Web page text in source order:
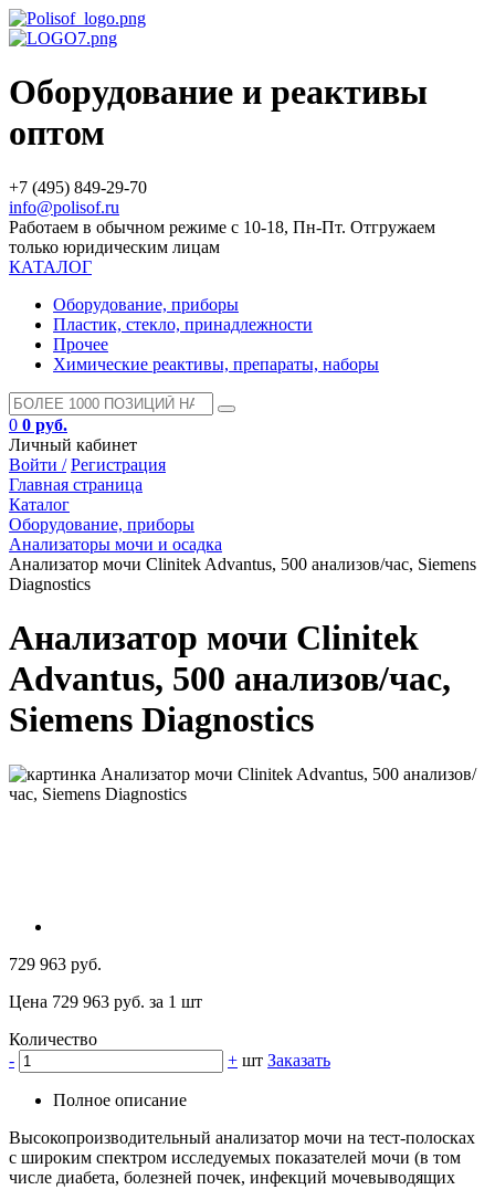
Оборудование и реактивы
оптом
+7 (495) 849-29-70
info@polisof.ru
Работаем в обычном режиме с 10-18, Пн-Пт. Отгружаем
только юридическим лицам
КАТАЛОГ
Оборудование, приборы
Пластик, стекло, принадлежности
Прочее
Химические реактивы, препараты, наборы
0 0 руб.
Личный кабинет
Войти / Регистрация
Главная страница
Каталог
Оборудование, приборы
Анализаторы мочи и осадка
Анализатор мочи Clinitek Advantus, 500 анализов/час, Siemens
Diagnostics
Анализатор мочи Clinitek
Advantus, 500 анализов/час,
Siemens Diagnostics
729 963 руб.
Цена 729 963 руб. за 1 шт
Количество
-
+ шт Заказать
Полное описание
Высокопроизводительный анализатор мочи на тест-полосках
с широким спектром исследуемых показателей мочи (в том
числе диабета, болезней почек, инфекций мочевыводящих